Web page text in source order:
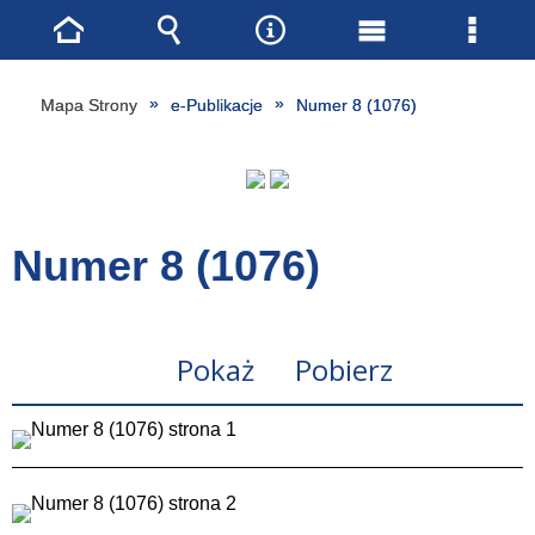
Mapa Strony e-Publikacje Numer 8 (1076)
Numer 8 (1076)
Pokaż Pobierz
Strona
główna
Wyszukiwarka
NarzędziaMenu
główne
Menu